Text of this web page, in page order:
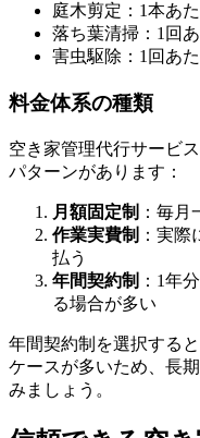
庭木剪定：1本あ
落ち葉清掃：1回
害虫駆除：1回あ
料金体系の種類
空き家管理代行サービ
パターンがあります：
月額固定制 ：毎
作業実費制 ：実
払う
年間契約制 ：1年
る場合が多い
年間契約制を選択する
ケースが多いため、長
みましょう。